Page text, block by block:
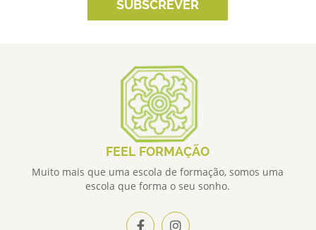
SUBSCREVER
FEEL FORMAÇÃO
Muito mais que uma escola de formação, somos uma
escola que forma o seu sonho.